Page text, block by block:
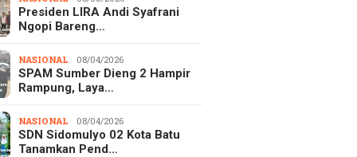
Presiden LIRA Andi Syafrani
Ngopi Bareng…
NASIONAL 08/04/2026
SPAM Sumber Dieng 2 Hampir
Rampung, Laya…
NASIONAL 08/04/2026
SDN Sidomulyo 02 Kota Batu
Tanamkan Pend…